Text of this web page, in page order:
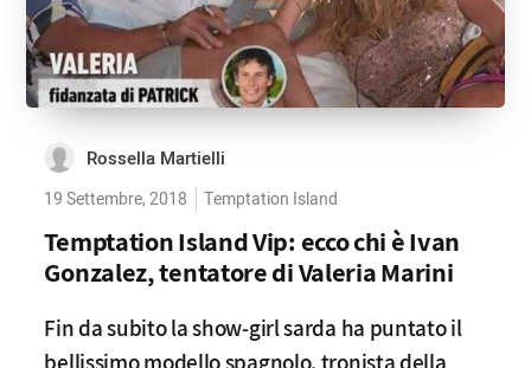
Rossella Martielli
19 Settembre, 2018 Temptation Island
Temptation Island Vip: ecco chi è Ivan
Gonzalez, tentatore di Valeria Marini
Fin da subito la show-girl sarda ha puntato il